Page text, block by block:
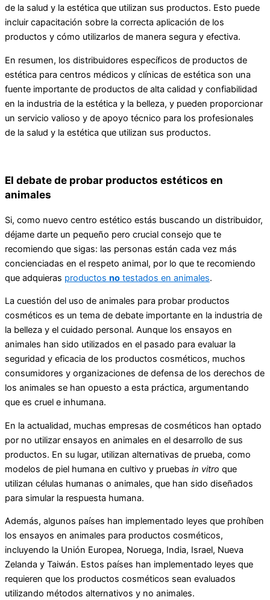
de la salud y la estética que utilizan sus productos. Esto puede
incluir capacitación sobre la correcta aplicación de los
productos y cómo utilizarlos de manera segura y efectiva.
En resumen, los distribuidores específicos de productos de
estética para centros médicos y clínicas de estética son una
fuente importante de productos de alta calidad y confiabilidad
en la industria de la estética y la belleza, y pueden proporcionar
un servicio valioso y de apoyo técnico para los profesionales
de la salud y la estética que utilizan sus productos.
El debate de probar productos estéticos en
animales
Si, como nuevo centro estético estás buscando un distribuidor,
déjame darte un pequeño pero crucial consejo que te
recomiendo que sigas: las personas están cada vez más
concienciadas en el respeto animal, por lo que te recomiendo
que adquieras productos no testados en animales.
La cuestión del uso de animales para probar productos
cosméticos es un tema de debate importante en la industria de
la belleza y el cuidado personal. Aunque los ensayos en
animales han sido utilizados en el pasado para evaluar la
seguridad y eficacia de los productos cosméticos, muchos
consumidores y organizaciones de defensa de los derechos de
los animales se han opuesto a esta práctica, argumentando
que es cruel e inhumana.
En la actualidad, muchas empresas de cosméticos han optado
por no utilizar ensayos en animales en el desarrollo de sus
productos. En su lugar, utilizan alternativas de prueba, como
modelos de piel humana en cultivo y pruebas in vitro que
utilizan células humanas o animales, que han sido diseñados
para simular la respuesta humana.
Además, algunos países han implementado leyes que prohíben
los ensayos en animales para productos cosméticos,
incluyendo la Unión Europea, Noruega, India, Israel, Nueva
Zelanda y Taiwán. Estos países han implementado leyes que
requieren que los productos cosméticos sean evaluados
utilizando métodos alternativos y no animales.